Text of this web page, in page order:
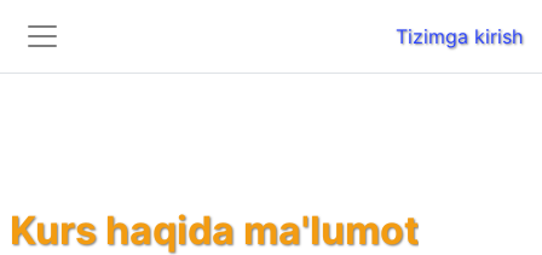
Yon panel
Tizimga kirish
Kurs haqida ma'lumot